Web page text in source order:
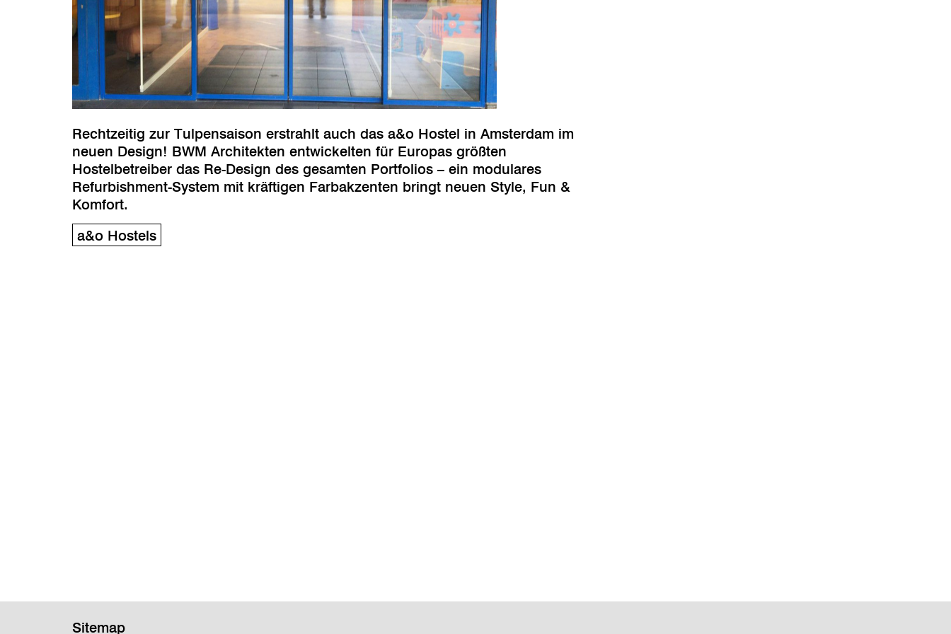
Rechtzeitig zur Tulpensaison erstrahlt auch das a&o Hostel in Amsterdam im
neuen Design! BWM Architekten entwickelten für Europas größten
Hostelbetreiber das Re-Design des gesamten Portfolios – ein modulares
Refurbishment-System mit kräftigen Farbakzenten bringt neuen Style, Fun &
Komfort.
a&o Hostels
Sitemap